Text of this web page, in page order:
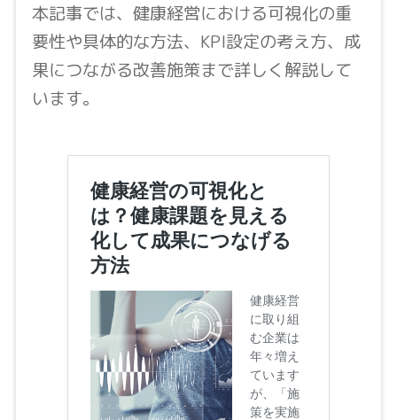
本記事では、健康経営における可視化の重
要性や具体的な方法、KPI設定の考え方、成
果につながる改善施策まで詳しく解説して
います。